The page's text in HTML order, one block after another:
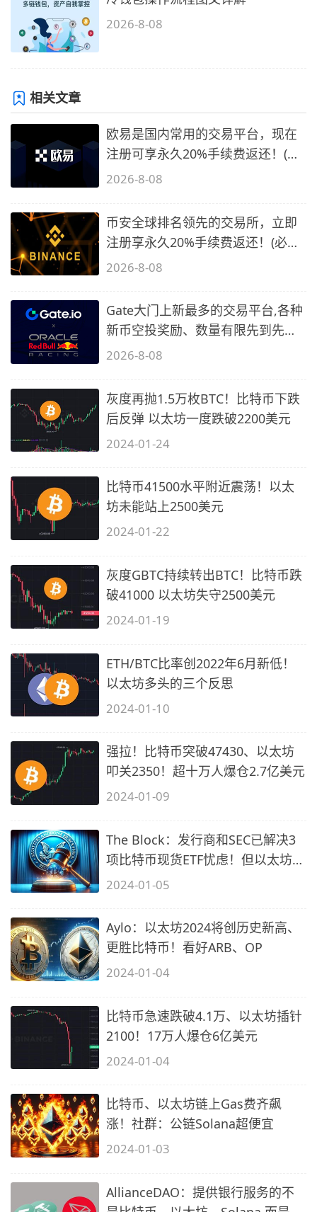
2026-8-08
相关文章
欧易是国内常用的交易平台，现在
注册可享永久20%手续费返还！(必
备1)
2026-8-08
币安全球排名领先的交易所，立即
注册享永久20%手续费返还！(必备
2)
2026-8-08
Gate大门上新最多的交易平台,各种
新币空投奖励、数量有限先到先
得…
2026-8-08
灰度再抛1.5万枚BTC！比特币下跌
后反弹 以太坊一度跌破2200美元
2024-01-24
比特币41500水平附近震荡！以太
坊未能站上2500美元
2024-01-22
灰度GBTC持续转出BTC！比特币跌
破41000 以太坊失守2500美元
2024-01-19
ETH/BTC比率创2022年6月新低！
以太坊多头的三个反思
2024-01-10
强拉！比特币突破47430、以太坊
叩关2350！超十万人爆仓2.7亿美元
2024-01-09
The Block：发行商和SEC已解决3
项比特币现货ETF忧虑！但以太坊不
同
2024-01-05
Aylo：以太坊2024将创历史新高、
更胜比特币！看好ARB、OP
2024-01-04
比特币急速跌破4.1万、以太坊插针
2100！17万人爆仓6亿美元
2024-01-04
比特币、以太坊链上Gas费齐飙
涨！社群：公链Solana超便宜
2024-01-03
AllianceDAO：提供银行服务的不